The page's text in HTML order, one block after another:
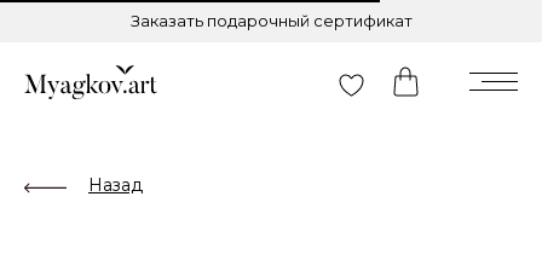
Заказать подарочный сертификат
Назад